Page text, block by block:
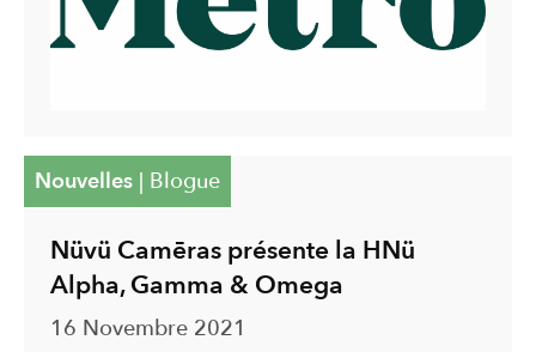
Nouvelles| Blogue
Nüvü Camēras présente la HNü
Alpha, Gamma & Omega
16 Novembre 2021